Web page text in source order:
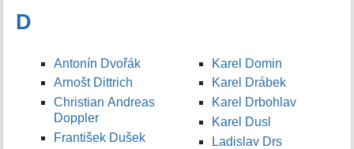
D
Antonín Dvořák
Arnošt Dittrich
Christian Andreas
Doppler
František Dušek
Karel Domin
Karel Drábek
Karel Drbohlav
Karel Dusl
Ladislav Drs